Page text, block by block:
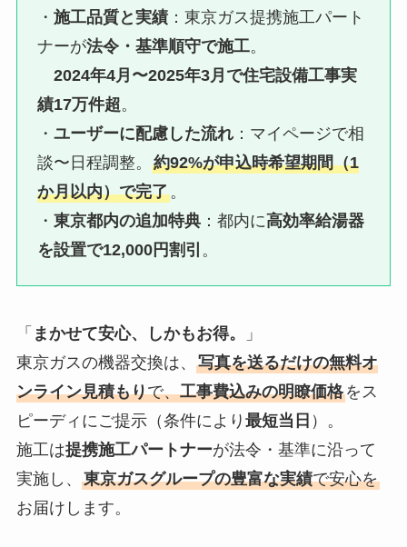
・施工品質と実績 ：東京ガス提携施工パート
ナーが法令・基準順守で施工。
2024年4月〜2025年3月で住宅設備工事実
績17万件超。
・ユーザーに配慮した流れ ：マイページで相
談〜日程調整。約92%が申込時希望期間（1
か月以内）で完了。
・東京都内の追加特典 ：都内に高効率給湯器
を設置で12,000円割引 。
「 まかせて安心、しかもお得。
」
東京ガスの機器交換は、 写真を送るだけの無料オ
ンライン見積もりで、工事費込みの明瞭価格をス
ピーディにご提示（条件により 最短当日 ）。
施工は提携施工パートナーが法令・基準に沿って
実施し、 東京ガスグループの豊富な実績で安心を
お届けします。